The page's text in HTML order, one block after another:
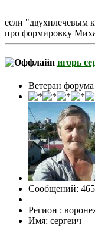
если "двухплечевым
про формировку
игорь
Ветеран форума
Сообщений:
Регион :
Имя: сергеич